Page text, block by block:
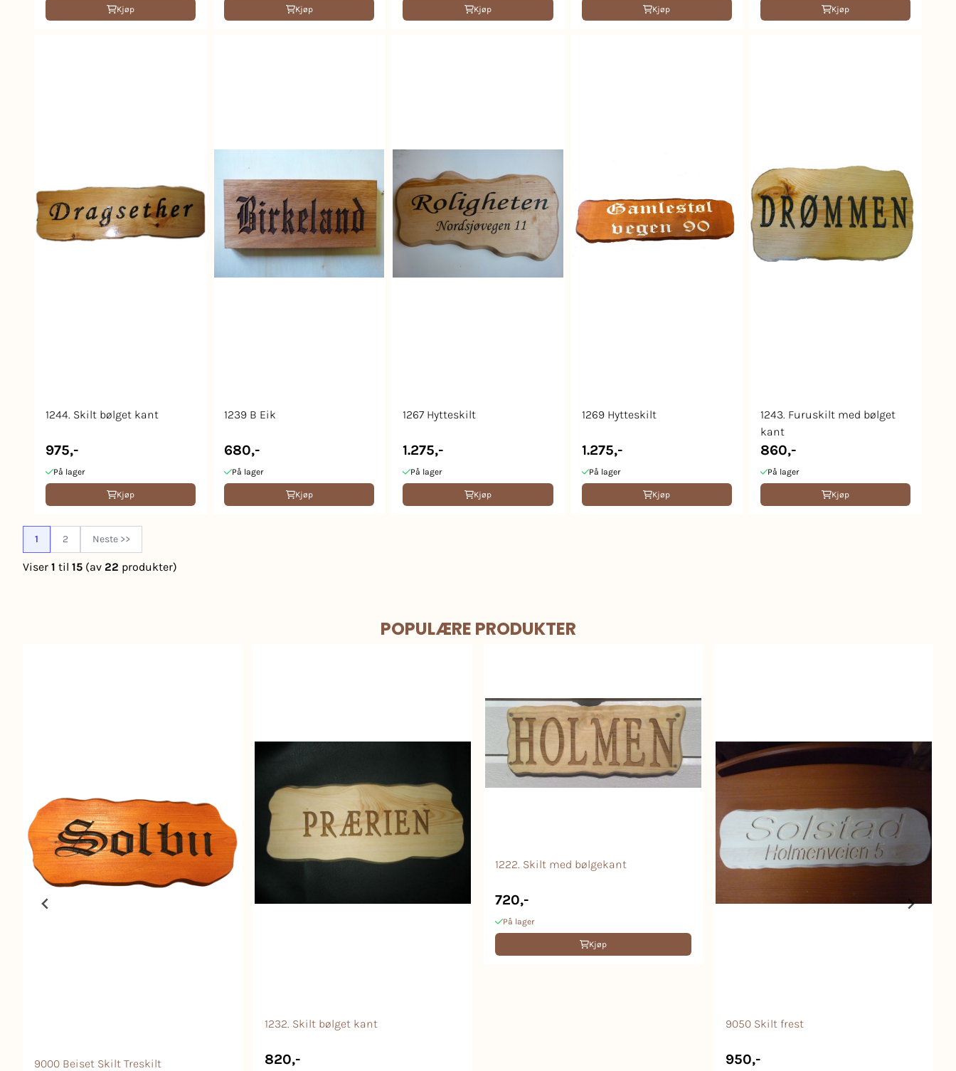
Kjøp Kjøp Kjøp Kjøp Kjøp
1244. Skilt bølget kant
975,-
På lager
Kjøp
1239 B Eik
680,-
På lager
Kjøp
1267 Hytteskilt
1.275,-
På lager
Kjøp
1269 Hytteskilt
1.275,-
På lager
Kjøp
1243. Furuskilt med bølget
kant
860,-
På lager
Kjøp
1 2 Neste >>
Viser 1 til 15 (av 22 produkter)
POPULÆRE PRODUKTER
9000 Beiset Skilt Treskilt
1232. Skilt bølget kant
820,-
1222. Skilt med bølgekant
720,-
På lager
Kjøp
9050 Skilt frest
950,-